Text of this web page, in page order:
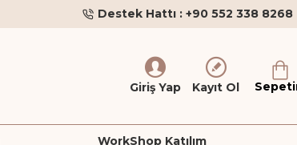
Destek Hattı : +90 552 338 8268
Giriş Yap Kayıt Ol
WorkShop Katılım